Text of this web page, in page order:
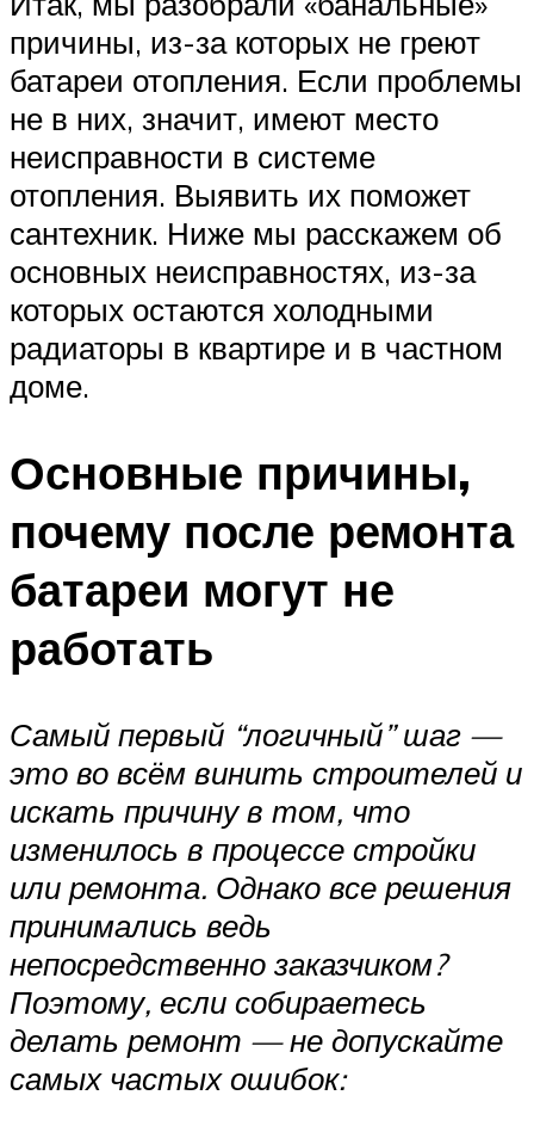
причины, из-за которых не греют
батареи отопления. Если проблемы
не в них, значит, имеют место
неисправности в системе
отопления. Выявить их поможет
сантехник. Ниже мы расскажем об
основных неисправностях, из-за
которых остаются холодными
радиаторы в квартире и в частном
доме.
Основные причины,
почему после ремонта
батареи могут не
работать
Самый первый “логичный” шаг —
это во всём винить строителей и
искать причину в том, что
изменилось в процессе стройки
или ремонта. Однако все решения
принимались ведь
непосредственно заказчиком?
Поэтому, если собираетесь
делать ремонт — не допускайте
самых частых ошибок: